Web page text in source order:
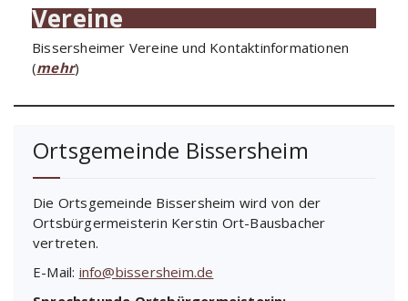
Vereine
Bissersheimer Vereine und Kontaktinformationen
(mehr)
Ortsgemeinde Bissersheim
Die Ortsgemeinde Bissersheim wird von der
Ortsbürgermeisterin Kerstin Ort-Bausbacher
vertreten.
E-Mail: info@bissersheim.de